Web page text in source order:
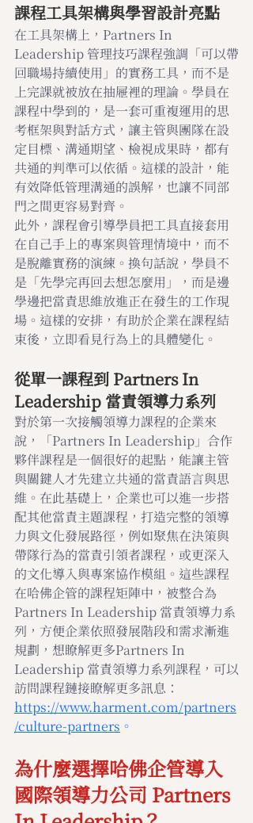
課程工具架構與學習設計亮點
在工具架構上，Partners In
Leadership 管理技巧課程強調「可以帶
回職場持續使用」的實務工具，而不是
上完課就被放在抽屜裡的理論。學員在
課程中學到的，是一套可重複運用的思
考框架與對話方式，讓主管與團隊在設
定目標、溝通期望、檢視成果時，都有
共通的判準可以依循。這樣的設計，能
有效降低管理溝通的誤解，也讓不同部
門之間更容易對齊。
此外，課程會引導學員把工具直接套用
在自己手上的專案與管理情境中，而不
是脫離實務的演練。換句話說，學員不
是「先學完再回去想怎麼用」，而是邊
學邊把當責思維放進正在發生的工作現
場。這樣的安排，有助於企業在課程結
束後，立即看見行為上的具體變化。
從單一課程到 Partners In
Leadership 當責領導力系列
對於第一次接觸領導力課程的企業來
說，「Partners In Leadership」合作
夥伴課程是一個很好的起點，能讓主管
與關鍵人才先建立共通的當責語言與思
維。在此基礎上，企業也可以進一步搭
配其他當責主題課程，打造完整的領導
力與文化發展路徑，例如聚焦在決策與
帶隊行為的當責引領者課程，或更深入
的文化導入與專案協作模組。這些課程
在哈佛企管的課程矩陣中，被整合為
Partners In Leadership 當責領導力系
列，方便企業依照發展階段和需求漸進
規劃，想瞭解更多Partners In
Leadership 當責領導力系列課程，可以
訪問課程鏈接瞭解更多訊息：
https://www.harment.com/partners
/culture-partners 。
為什麼選擇哈佛企管導入
國際領導力公司 Partners